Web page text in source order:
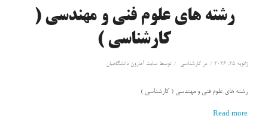
رشته های علوم فنی و مهندسی (
کارشناسی )
ژانویه 25, 2026 / در کارشناسی / توسط سايت آمازون دانشگاهيان
رشته های علوم فنی و مهندسی ( کارشناسی )
Read more